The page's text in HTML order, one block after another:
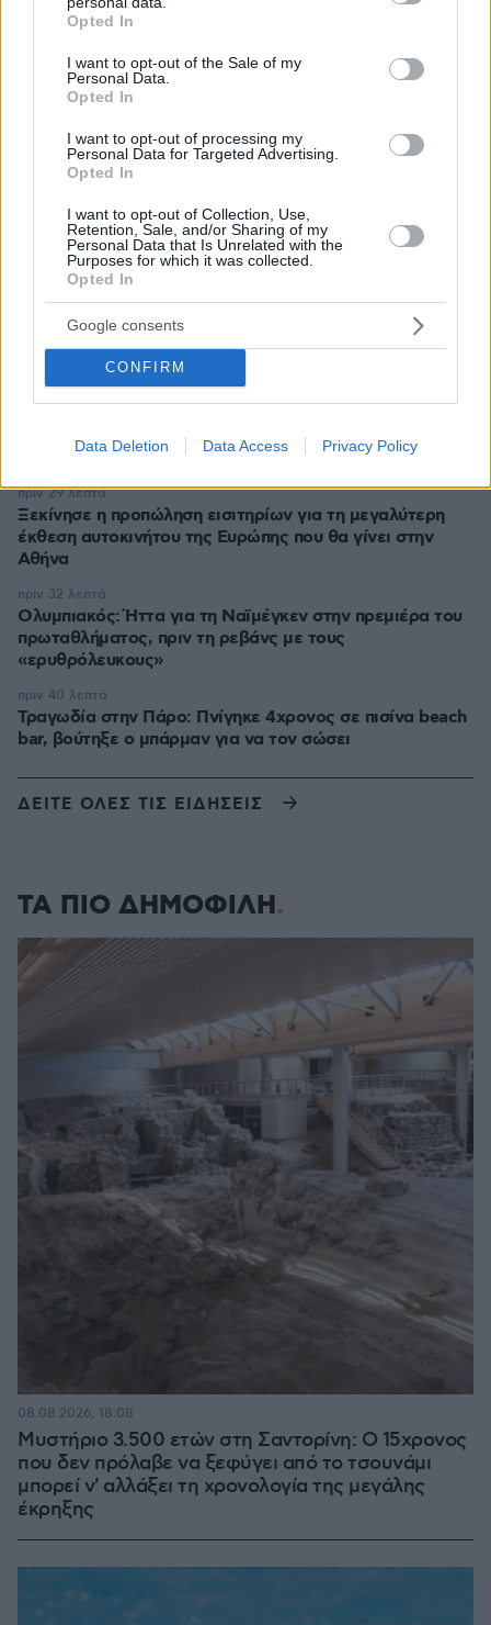
grant or deny consent to Google and its third-party tags to
use your data for below specified purposes in below Google
consent section.
Opted In
I want to opt-out of the Sale of my
Personal Data.
Opted In
I want to opt-out of processing my
Personal Data for Targeted Advertising.
Opted In
I want to opt-out of Collection, Use,
Retention, Sale, and/or Sharing of my
Personal Data that Is Unrelated with the
Purposes for which it was collected.
Opted In
Google consents
CONFIRM
Data Deletion Data Access Privacy Policy
απώλεια βάρους και ο πόνος ήταν ενδείξεις καρκίνου
πριν 16 λεπτά
πριν 16 λεπτά
Καλύτερη η εικόνα της φωτιάς στη Μικρή Βίγλα της
πριν 19 λεπτά
Αυτοκίνητο: Θα έρθει τελικά η μεγαλύτερη επιδότηση
που έχει δοθεί ποτέ στην Ελλάδα;
πριν 24 λεπτά
Μαγνήσιο: Πόσο χρειαζόμαστε για να αποφύγουμε την
άνοια και να μη γεράσει το μυαλό
αποκλείστηκε από τη συνέχεια του Champions League
γυναικών, δείτε τα γκολ
πριν 27 λεπτά
Ξεκίνησε η προπώληση εισιτηρίων για τη μεγαλύτερη
έκθεση αυτοκινήτου της Ευρώπης που θα γίνει στην
Αθήνα
πριν 29 λεπτά
Ολυμπιακός: Ήττα για τη Ναϊμέγκεν στην πρεμιέρα του
πρωταθλήματος, πριν τη ρεβάνς με τους
«ερυθρόλευκους»
πριν 32 λεπτά
Τραγωδία στην Πάρο: Πνίγηκε 4χρονος σε πισίνα beach
bar, βούτηξε ο μπάρμαν για να τον σώσει
πριν 40 λεπτά
ΔΕΙΤΕ ΟΛΕΣ ΤΙΣ ΕΙΔΗΣΕΙΣ
ΤΑ ΠΙΟ ΔΗΜΟΦΙΛΗ
Μυστήριο 3.500 ετών στη Σαντορίνη: Ο 15χρονος
που δεν πρόλαβε να ξεφύγει από το τσουνάμι
μπορεί ν' αλλάξει τη χρονολογία της μεγάλης
έκρηξης
08.08.2026, 18:08